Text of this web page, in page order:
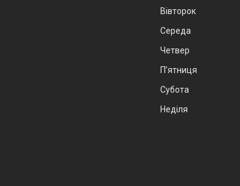
Вівторок
Середа
Четвер
Пʼятниця
Субота
Неділя